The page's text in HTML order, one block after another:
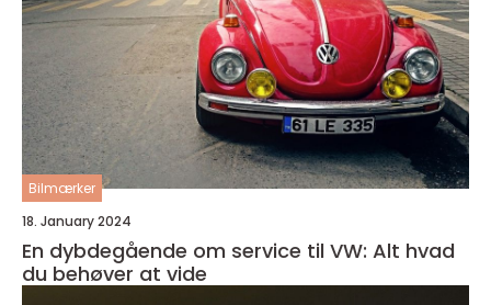
Bilmærker
18. January 2024
En dybdegående om service til VW: Alt hvad
du behøver at vide